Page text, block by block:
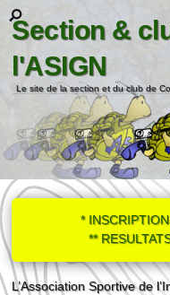
Section &
l'ASIGN
Le site de la section et du club de
*
**
L’Association Sportive de